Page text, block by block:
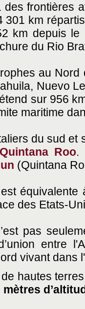
des frontières
301 km
km depuis
du Rio
au
Nuevo
sur 956
maritime
du sud
Quintana Roo.
(Quintana
des Etats-
pas
entre
vivant dans
de hautes